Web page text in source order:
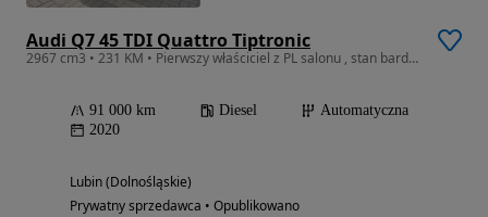
Audi Q7 45 TDI Quattro Tiptronic
2967 cm3 • 231 KM • Pierwszy właściciel z PL salonu , stan bardzo dobry
91 000 km Diesel
Automatyczna
2020
Lubin (Dolnośląskie)
Prywatny sprzedawca • Opublikowano